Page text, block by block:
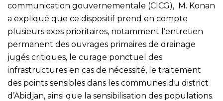
communication gouvernementale (CICG), M. Konan
a expliqué que ce dispositif prend en compte
plusieurs axes prioritaires, notamment l’entretien
permanent des ouvrages primaires de drainage
jugés critiques, le curage ponctuel des
infrastructures en cas de nécessité, le traitement
des points sensibles dans les communes du district
d’Abidjan, ainsi que la sensibilisation des populations.